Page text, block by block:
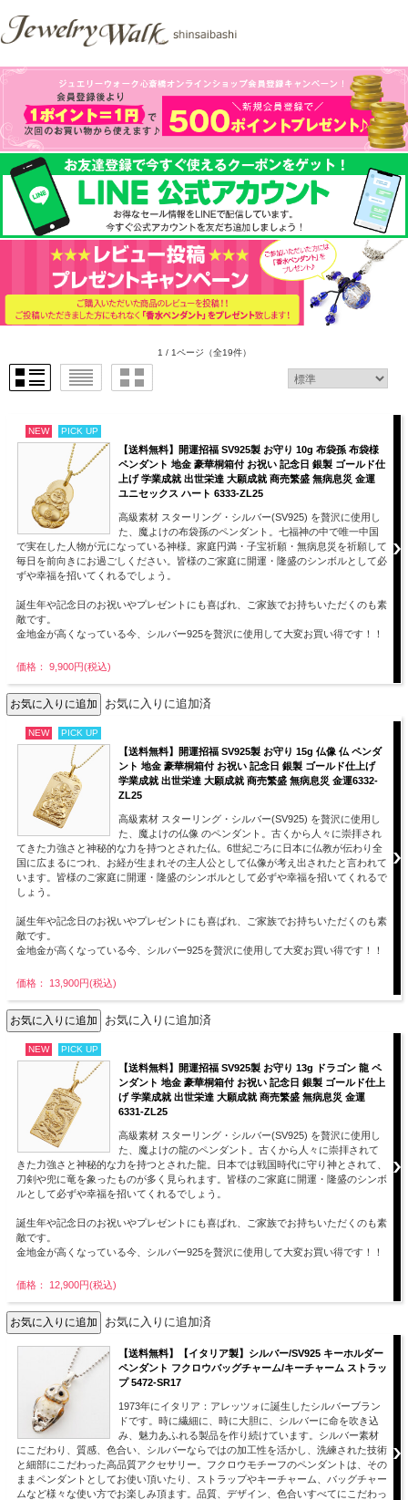
1 / 1ページ （全19件）
NEW PICK UP
【送料無料】開運招福 SV925製 お守り 10g 布袋孫 布袋様
ペンダント 地金 豪華桐箱付 お祝い 記念日 銀製 ゴールド仕
上げ 学業成就 出世栄達 大願成就 商売繁盛 無病息災 金運
ユニセックス ハート 6333-ZL25
高級素材 スターリング・シルバー(SV925) を贅沢に使用し
た、魔よけの布袋孫のペンダント。七福神の中で唯一中国
で実在した人物が元になっている神様。家庭円満・子宝祈願・無病息災を祈願して
毎日を前向きにお過ごしください。皆様のご家庭に開運・隆盛のシンボルとして必
ずや幸福を招いてくれるでしょう。
誕生年や記念日のお祝いやプレゼントにも喜ばれ、ご家族でお持ちいただくのも素
敵です。
金地金が高くなっている今、シルバー925を贅沢に使用して大変お買い得です！！
価格： 9,900円(税込)
お気に入りに追加済
NEW PICK UP
【送料無料】開運招福 SV925製 お守り 15g 仏像 仏 ペンダ
ント 地金 豪華桐箱付 お祝い 記念日 銀製 ゴールド仕上げ
学業成就 出世栄達 大願成就 商売繁盛 無病息災 金運6332-
ZL25
高級素材 スターリング・シルバー(SV925) を贅沢に使用し
た、魔よけの仏像 のペンダント。古くから人々に崇拝され
てきた力強さと神秘的な力を持つとされた仏。6世紀ごろに日本に仏教が伝わり全
国に広まるにつれ、お経が生まれその主人公として仏像が考え出されたと言われて
います。皆様のご家庭に開運・隆盛のシンボルとして必ずや幸福を招いてくれるで
しょう。
誕生年や記念日のお祝いやプレゼントにも喜ばれ、ご家族でお持ちいただくのも素
敵です。
金地金が高くなっている今、シルバー925を贅沢に使用して大変お買い得です！！
価格： 13,900円(税込)
お気に入りに追加済
NEW PICK UP
【送料無料】開運招福 SV925製 お守り 13g ドラゴン 龍 ペ
ンダント 地金 豪華桐箱付 お祝い 記念日 銀製 ゴールド仕上
げ 学業成就 出世栄達 大願成就 商売繁盛 無病息災 金運
6331-ZL25
高級素材 スターリング・シルバー(SV925) を贅沢に使用し
た、魔よけの龍のペンダント。古くから人々に崇拝されて
きた力強さと神秘的な力を持つとされた龍。日本では戦国時代に守り神とされて、
刀剣や兜に竜を象ったものが多く見られます。皆様のご家庭に開運・隆盛のシンボ
ルとして必ずや幸福を招いてくれるでしょう。
誕生年や記念日のお祝いやプレゼントにも喜ばれ、ご家族でお持ちいただくのも素
敵です。
金地金が高くなっている今、シルバー925を贅沢に使用して大変お買い得です！！
価格： 12,900円(税込)
お気に入りに追加済
【送料無料】【イタリア製】シルバー/SV925 キーホルダー
ペンダント フクロウバッグチャーム/キーチャーム ストラッ
プ 5472-SR17
1973年にイタリア：アレッツォに誕生したシルバーブラン
ドです。時に繊細に、時に大胆に、シルバーに命を吹き込
み、魅力あふれる製品を作り続けています。シルバー素材
にこだわり、質感、色合い、シルバーならではの加工性を活かし、洗練された技術
と細部にこだわった高品質アクセサリー。フクロウモチーフのペンダントは、その
ままペンダントとしてお使い頂いたり、ストラップやキーチャーム、バッグチャー
ムなど様々な使い方でお楽しみ頂ます。品質、デザイン、色合いすべてにこだわっ